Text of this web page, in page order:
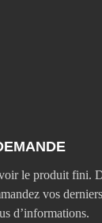
le produit fini.
vos
d’informations.